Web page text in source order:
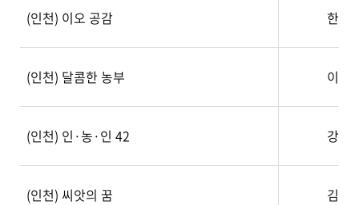
(인천) 이오 공감 한유
(인천) 달콤한 농부 이현
(인천) 인·농·인 42 강순
(인천) 씨앗의 꿈 김동